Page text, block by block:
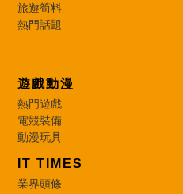
旅遊筍料
熱門話題
遊戲動漫
熱門遊戲
電競裝備
動漫玩具
IT TIMES
業界頭條